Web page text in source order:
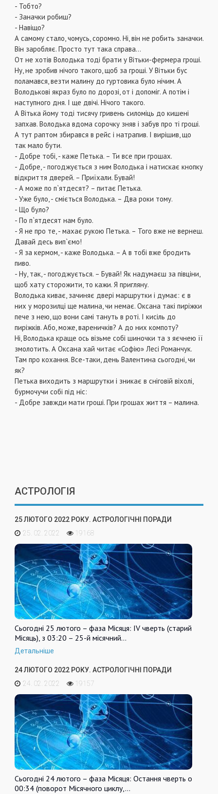
- Тобто?
- Заначки робиш?
- Навіщо?
А самому стало, чомусь, соромно. Ні, він не робить заначки.
Він заробляє. Просто тут така справа…
От не хотів Володька тоді брати у Вітьки-фермера гроші.
Ну, не зробив нічого такого, щоб за гроші. У Вітьки бус
поламався, везти малину до гуртовика було нічим. А
Володькові якраз було по дорозі, от і допоміг. А потім і
наступного дня. І ще двічі. Нічого такого.
А Вітька йому тоді тисячу гривень силоміць до кишені
запхав. Володька вдома сорочку зняв і забув про ті гроші.
А тут раптом збирався в рейс і натрапив. І вирішив, що
так мало бути.
- Добре тобі, - каже Петька. – Ти все при грошах.
- Добре, - погоджується з ним Володька і натискає кнопку
відкриття дверей. – Приїхали. Бувай!
- А може по п`ятдесят? – питає Петька.
- Уже було, - сміється Володька. – Два роки тому.
- Що було?
- По п`ятдесят нам було.
- Я не про те, - махає рукою Петька. – Того вже не вернеш.
Давай десь вип`ємо!
- Я за кермом, - каже Володька. – А в тобі вже бродить
пиво.
- Ну, так, - погоджується. – Бувай! Як надумаєш за півціни,
щоб хату сторожити, то кажи. Я пригляну.
Володька киває, зачиняє двері маршрутки і думає: є в
них у морозилці ще малина, чи немає. Оксана такі пиріжки
пече з нею, що вони самі тануть в роті. І кисіль до
пиріжків. Або, може, вареничків? А до них компоту?
Ні, Володька краще ось візьме собі шиночки та з яєчнею її
змолотить. А Оксана хай читає «Софію» Лесі Романчук.
Там про кохання. Все-таки, день Валентина сьогодні, чи
як?
Петька виходить з маршрутки і зникає в сніговій віхолі,
бурмочучи собі під ніс:
- Добре завжди мати гроші. При грошах життя – малина.
АСТРОЛОГІЯ
25 ЛЮТОГО 2022 РОКУ. АСТРОЛОГІЧНІ ПОРАДИ
25. 02. 2022
19168
Сьогодні 25 лютого – фаза Місяця: IV чверть (старий
Місяць), з 03:20 – 25-й місячний…
Детальніше
24 ЛЮТОГО 2022 РОКУ. АСТРОЛОГІЧНІ ПОРАДИ
24. 02. 2022
19157
Сьогодні 24 лютого – фаза Місяця: Остання чверть о
00:34 (поворот Місячного циклу,…